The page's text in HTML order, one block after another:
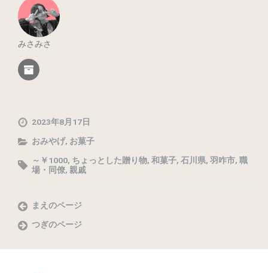
みさみさ
2023年8月17日
おみやげ, お菓子
～￥1000, ちょっとした贈り物, 和菓子, 石川県, 羽咋市, 職
場・同僚, 親戚
まえのページ
つぎのページ